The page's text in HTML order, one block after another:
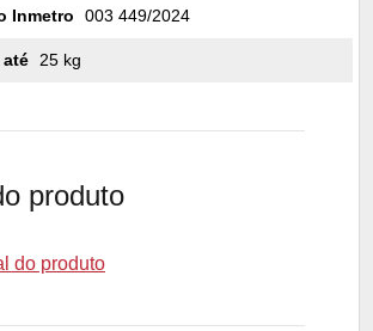
Inmetro 003 449/2024
25 kg
produto
do produto